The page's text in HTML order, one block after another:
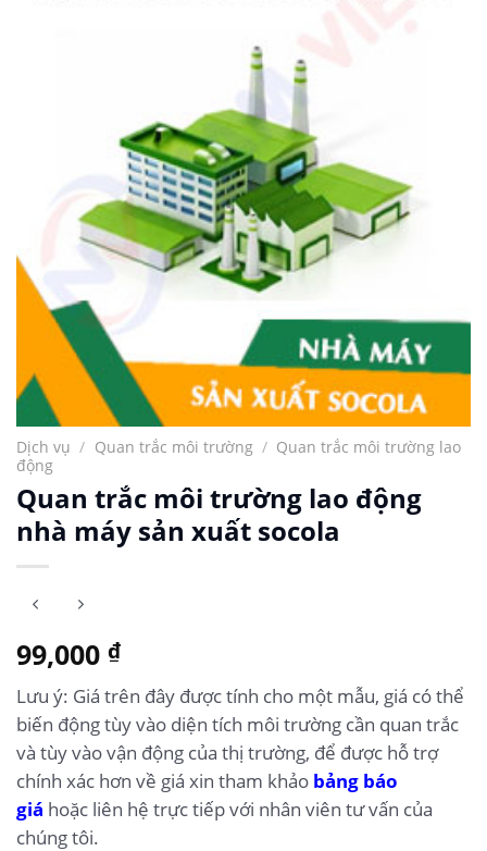
Dịch vụ / Quan trắc môi trường / Quan trắc môi trường lao
động
Quan trắc môi trường lao động
nhà máy sản xuất socola
99,000 ₫
Lưu ý: Giá trên đây được tính cho một mẫu, giá có thể
biến động tùy vào diện tích môi trường cần quan trắc
và tùy vào vận động của thị trường, để được hỗ trợ
chính xác hơn về giá xin tham khảo bảng báo
giá hoặc liên hệ trực tiếp với nhân viên tư vấn của
chúng tôi.